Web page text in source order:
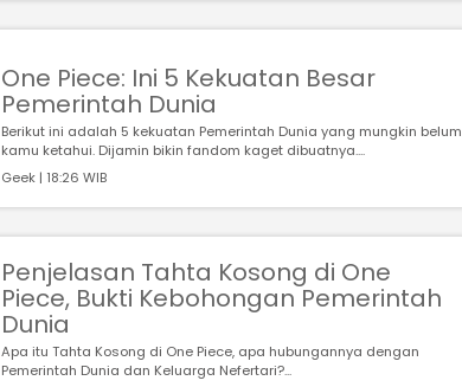
One Piece: Ini 5 Kekuatan Besar
Pemerintah Dunia
Berikut ini adalah 5 kekuatan Pemerintah Dunia yang mungkin belum
kamu ketahui. Dijamin bikin fandom kaget dibuatnya....
Geek | 18:26 WIB
Penjelasan Tahta Kosong di One
Piece, Bukti Kebohongan Pemerintah
Dunia
Apa itu Tahta Kosong di One Piece, apa hubungannya dengan
Pemerintah Dunia dan Keluarga Nefertari?...